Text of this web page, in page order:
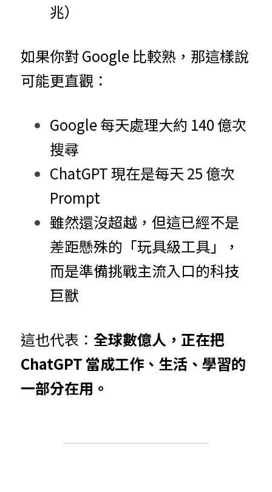
兆）
如果你對 Google 比較熟，那這樣說
可能更直觀：
Google 每天處理大約 140 億次
搜尋
ChatGPT 現在是每天 25 億次
Prompt
雖然還沒超越，但這已經不是
差距懸殊的「玩具級工具」，
而是準備挑戰主流入口的科技
巨獸
這也代表： 全球數億人，正在把
ChatGPT 當成工作、生活、學習的
一部分在用。